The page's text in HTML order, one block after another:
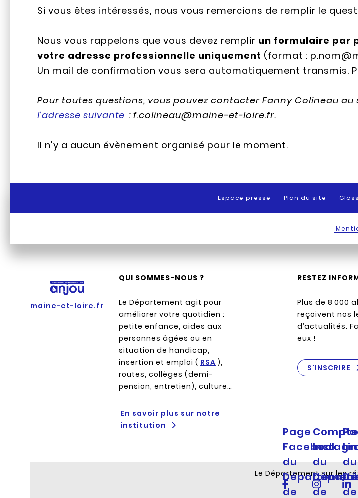
Si vous êtes intéressés, nous vous remercions de remplir le
Nous vous rappelons que vous devez remplir un formulaire par
votre adresse professionnelle uniquement (format :
Un mail de confirmation vous sera automatiquement transmis.
Pour toutes questions, vous pouvez contacter Fanny Colineau au
l’adresse suivante : f.colineau@maine-et-loire.fr.
Il n'y a aucun évènement organisé pour le moment.
Espace presse Plan du site
maine-et-loire.fr
QUI SOMMES-NOUS ?
Le Département agit pour
améliorer votre quotidien :
petite enfance, aides aux
personnes âgées ou en
situation de handicap,
insertion et emploi ( RSA ),
routes, collèges (demi-
pension, entretien), culture…
En savoir plus sur notre
institution
RESTEZ
Plus de 8 000
reçoivent nos
d’actualités.
eux !
S'INSCRIRE
Le Département sur les
Page
Facebook
du
Département
de
Compte
du
de
du
de